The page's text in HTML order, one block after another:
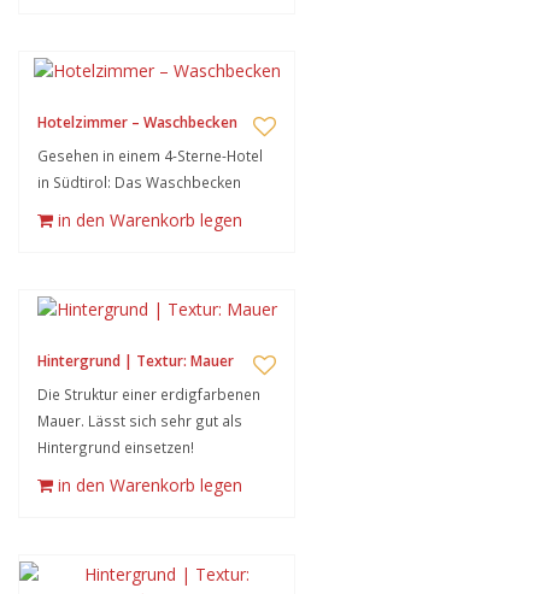
Hotelzimmer – Waschbecken
Gesehen in einem 4-Sterne-Hotel
in Südtirol: Das Waschbecken
in den Warenkorb legen
Hintergrund | Textur: Mauer
Die Struktur einer erdigfarbenen
Mauer. Lässt sich sehr gut als
Hintergrund einsetzen!
in den Warenkorb legen